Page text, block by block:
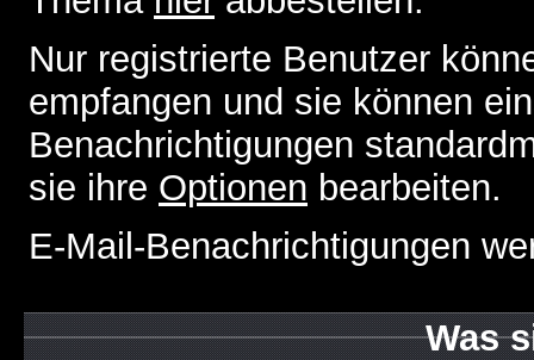
Nur registrierte Benutzer
empfangen und sie können
Benachrichtigungen
sie ihre Optionen bearbeiten.
E-Mail-Benachrichtigungen
Was